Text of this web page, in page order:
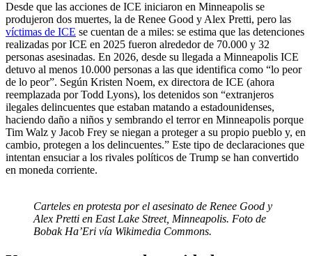
Desde que las acciones de ICE iniciaron en Minneapolis se
produjeron dos muertes, la de Renee Good y Alex Pretti, pero las
víctimas de ICE se cuentan de a miles: se estima que las detenciones
realizadas por ICE en 2025 fueron alrededor de 70.000 y 32
personas asesinadas. En 2026, desde su llegada a Minneapolis ICE
detuvo al menos 10.000 personas a las que identifica como “lo peor
de lo peor”. Según Kristen Noem, ex directora de ICE (ahora
reemplazada por Todd Lyons), los detenidos son “extranjeros
ilegales delincuentes que estaban matando a estadounidenses,
haciendo daño a niños y sembrando el terror en Minneapolis porque
Tim Walz y Jacob Frey se niegan a proteger a su propio pueblo y, en
cambio, protegen a los delincuentes.” Este tipo de declaraciones que
intentan ensuciar a los rivales políticos de Trump se han convertido
en moneda corriente.
Carteles en protesta por el asesinato de Renee Good y
Alex Pretti en East Lake Street, Minneapolis. Foto de
Bobak Ha’Eri vía Wikimedia Commons.